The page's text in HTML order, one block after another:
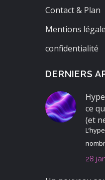
Contact & Plan
Mentions
confidentialité
DERNIERS
ce
(et
28